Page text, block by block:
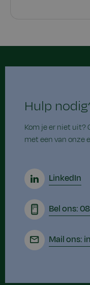
Hulp
Kom je er niet uit?
met een van onze
LinkedIn
Bel ons:
Mail ons: